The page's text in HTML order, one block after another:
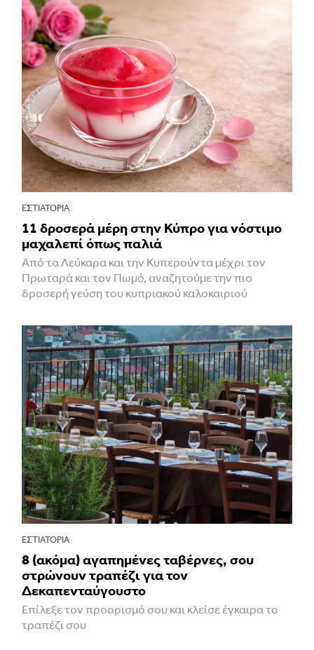
ΕΣΤΙΑΤΌΡΙΑ
11 δροσερά μέρη στην Κύπρο για νόστιμο
μαχαλεπί όπως παλιά
Από τα Λεύκαρα και την Κυπερούντα μέχρι τον
Πρωταρά και τον Πωμό, αναζητούμε την πιο
δροσερή γεύση του κυπριακού καλοκαιριού
ΕΣΤΙΑΤΌΡΙΑ
8 (ακόμα) αγαπημένες ταβέρνες, σου
στρώνουν τραπέζι για τον
Δεκαπενταύγουστο
Επίλεξε τον προορισμό σου και κλείσε έγκαιρα το
τραπέζι σου